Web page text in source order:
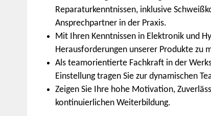
Reparaturkenntnissen, inklusive
Ansprechpartner in der Praxis.
Mit Ihren Kenntnissen in Elektronik und
Herausforderungen unserer Produkte zu
Als teamorientierte Fachkraft in der
Einstellung tragen Sie zur dynamischen
Zeigen Sie Ihre hohe Motivation,
kontinuierlichen Weiterbildung.